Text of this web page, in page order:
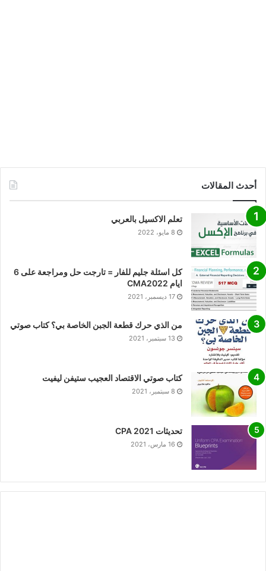
أحدث المقالات
تعلم الاكسيل بالعربي
8 مايو، 2022
كل اسئلة جليم للفار = تارجت حل ومراجعة على 6
ايام CMA2022
17 ديسمبر، 2021
من الذي حرك قطعة الجبن الخاصة بي؟ كتاب صوتي
13 سبتمبر، 2021
كتاب صوتي الاقتصاد العجيب ستيفن ليفيت
8 سبتمبر، 2021
تحديثات CPA 2021
16 مارس، 2021